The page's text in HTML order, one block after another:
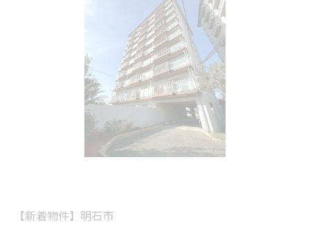
【新着物件】明石市